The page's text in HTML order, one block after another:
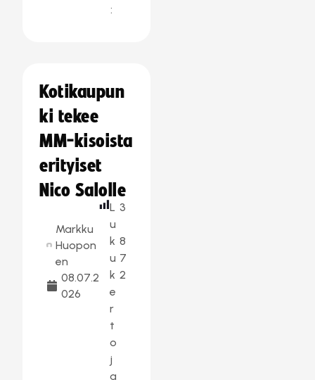
:
Kotikaupun
ki tekee
MM-kisoista
erityiset
Nico Salolle
Markku
Huopon
en
08.07.2
026
L
u
k
u
k
e
r
t
o
j
a
3
8
7
2